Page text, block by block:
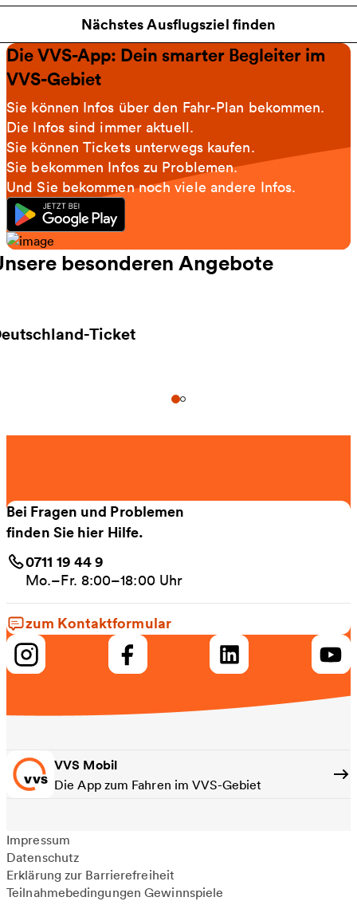
Nächstes Ausflugsziel finden
Die VVS-App: Dein smarter Begleiter im
VVS-Gebiet
Sie können Infos über den Fahr-Plan bekommen.
Die Infos sind immer aktuell.
Sie können Tickets unterwegs kaufen.
Sie bekommen Infos zu Problemen.
Und Sie bekommen noch viele andere Infos.
besonderen Angebote
Ticket
Informationen zu Deutschland-Ticket
Bei Fragen und Problemen
finden Sie hier Hilfe.
0711 19 44 9
Mo.–Fr. 8:00–18:00 Uhr
zum Kontaktformular
VVS Mobil
Die App zum Fahren im VVS-Gebiet
Impressum
Datenschutz
Erklärung zur Barrierefreiheit
Teilnahmebedingungen Gewinnspiele